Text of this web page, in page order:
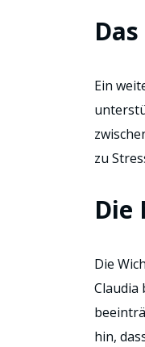
Ein
zu
Die
Die
Claudia
hin,